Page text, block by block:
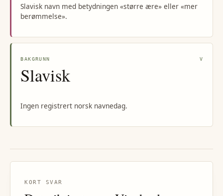
Slavisk navn med betydningen «større ære» eller «mer
berømmelse».
BAKGRUNN V
Slavisk
Ingen registrert norsk navnedag.
KORT SVAR